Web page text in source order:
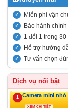
Miễn phí vận
Bảo hành
1 đổi 1 trong
Hỗ trợ hướng
Tư vấn chọn
Dịch vụ nổi bật
1 Camera mini nhỏ
XEM CHI TIẾT